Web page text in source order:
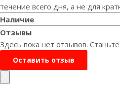
течение всего дня, а не для
Наличие
Отзывы
Здесь пока нет отзывов.
Оставить отзыв